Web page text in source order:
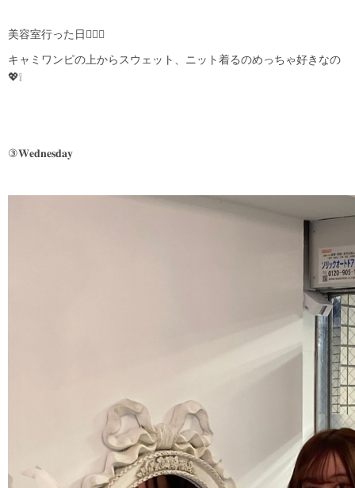
美容室行った日💇🏻‍♀️
キャミワンピの上からスウェット、ニット着るのめっちゃ好きなの
💖❕
③𝐖𝐞𝐝𝐧𝐞𝐬𝐝𝐚𝐲